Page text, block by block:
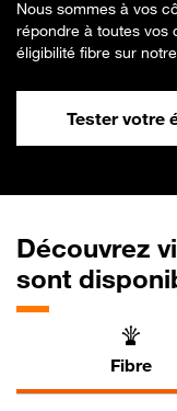
Nous sommes à vos
répondre à toutes vos
éligibilité fibre sur
Tester votre
Découvrez
sont
Fibre